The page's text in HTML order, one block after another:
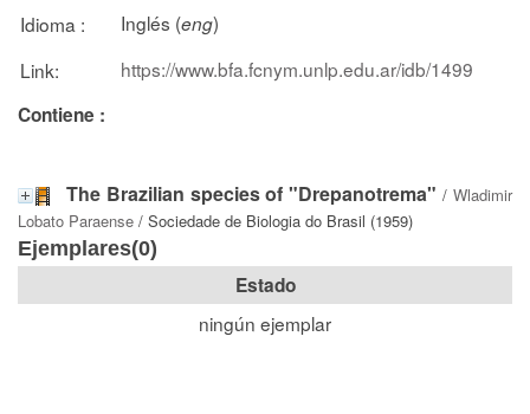
Idioma : Inglés (eng)
Link:
https://www.bfa.fcnym.unlp.edu.ar/idb/1499
Contiene :
The Brazilian species of "Drepanotrema" /Wladimir
Lobato Paraense / Sociedade de Biologia do Brasil (1959)
Ejemplares(0)
Estado
ningún ejemplar